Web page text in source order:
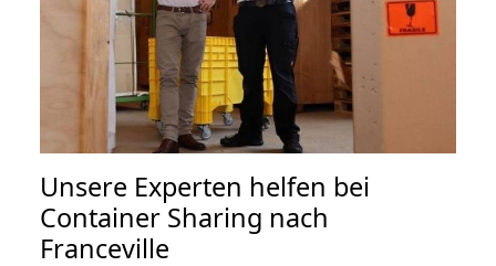
Unsere Experten helfen bei
Container Sharing nach
Franceville